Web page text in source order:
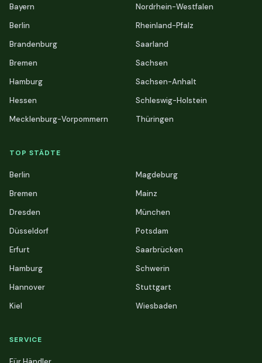
Bayern
Berlin
Brandenburg
Bremen
Hamburg
Hessen
Mecklenburg-Vorpommern
Nordrhein-Westfalen
Rheinland-Pfalz
Saarland
Sachsen
Sachsen-Anhalt
Schleswig-Holstein
Thüringen
TOP STÄDTE
Berlin
Bremen
Dresden
Düsseldorf
Erfurt
Hamburg
Hannover
Kiel
Magdeburg
Mainz
München
Potsdam
Saarbrücken
Schwerin
Stuttgart
Wiesbaden
SERVICE